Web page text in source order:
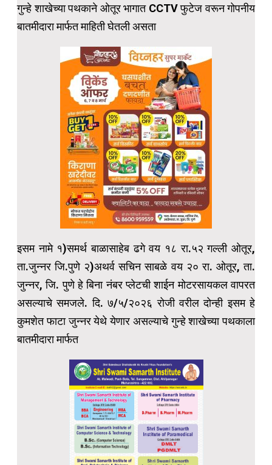
गुन्हे शाखेच्या पथकाने ओतूर भागात CCTV फुटेज वरून गोपनीय
बातमीदारा मार्फत माहिती घेतली असता
इसम नामे १)समर्थ बाळासाहेब ढगे वय १८ रा.५२ गल्ली ओतूर,
ता.जुन्नर जि.पुणे २)अथर्व सचिन साबळे वय २० रा. ओतूर, ता.
जुन्नर, जि. पुणे हे बिना नंबर प्लेटची शाईन मोटरसायकल वापरत
असल्याचे समजले. दि. ७/५/२०२६ रोजी वरील दोन्ही इसम हे
कुमशेत फाटा जुन्नर येथे येणार असल्याचे गुन्हे शाखेच्या पथकाला
बातमीदारा मार्फत